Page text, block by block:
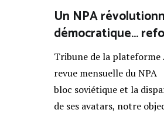
Un NPA
démocratique…
Tribune de la plateforme
revue mensuelle du
bloc soviétique et la
de ses avatars, notre